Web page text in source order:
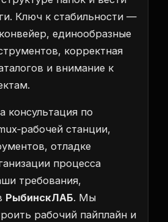
Ключ к стабильности —
единообразные
корректная
и внимание к
консультация по
станции,
отладке
процесса
требования,
РыбинскЛАБ. Мы
рабочий пайплайн и